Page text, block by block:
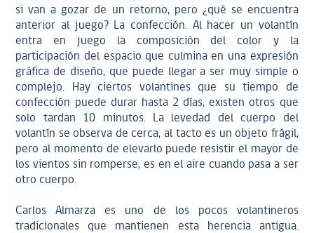
si van a gozar de un retorno, pero ¿qué se encuentra
anterior al juego? La confección. Al hacer un volantín
entra en juego la composición del color y la
participación del espacio que culmina en una expresión
gráfica de diseño, que puede llegar a ser muy simple o
complejo. Hay ciertos volantines que su tiempo de
confección puede durar hasta 2 días, existen otros que
solo tardan 10 minutos. La levedad del cuerpo del
volantín se observa de cerca, al tacto es un objeto frágil,
pero al momento de elevarlo puede resistir el mayor de
los vientos sin romperse, es en el aire cuando pasa a ser
otro cuerpo.
Carlos Almarza es uno de los pocos volantineros
tradicionales que mantienen esta herencia antigua.